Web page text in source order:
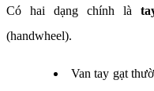
Có hai dạng chính là
(handwheel).
Van tay gạt